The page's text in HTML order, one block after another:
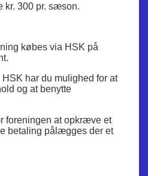
kr. 300 pr. sæson.
købes via HSK på
har du mulighed for at
og at benytte
foreningen at opkræve et
betaling pålægges der et